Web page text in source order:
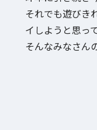
それでも遊びき
イしようと思っ
そんなみなさん